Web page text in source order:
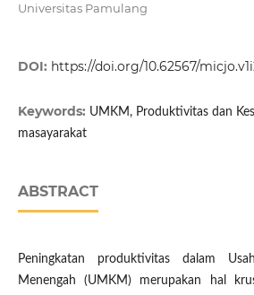
Universitas Pamulang
DOI: https://doi.org/10.62567/
Keywords: UMKM, Produktivitas dan
masayarakat
ABSTRACT
Peningkatan produktivitas dalam
Menengah (UMKM) merupakan hal